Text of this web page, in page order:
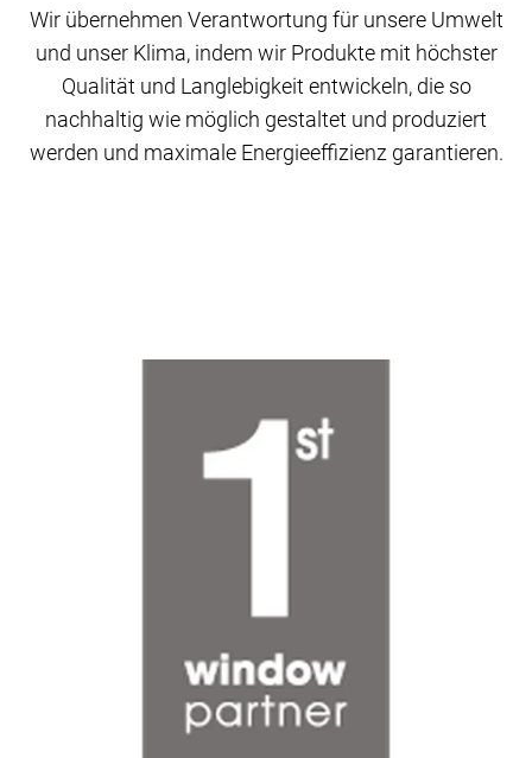
Wir übernehmen Verantwortung für unsere Umwelt
und unser Klima, indem wir Produkte mit höchster
Qualität und Langlebigkeit entwickeln, die so
nachhaltig wie möglich gestaltet und produziert
werden und maximale Energieeffizienz garantieren.